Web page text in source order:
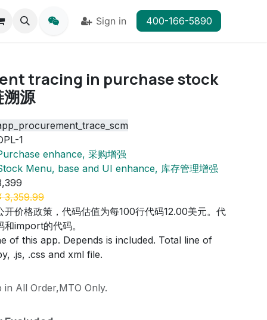
Sign in 400-166-5890
tracing in purchase stock
源
1
enhance, 采购增强
Menu, base and UI enhance, 库存管理增强
3,359.99
价格政策，代码估值为每100行代码12.00美元。代
import的代码。
of this app. Depends is included. Total line of
.js, .css and xml file.
All Order,MTO Only.